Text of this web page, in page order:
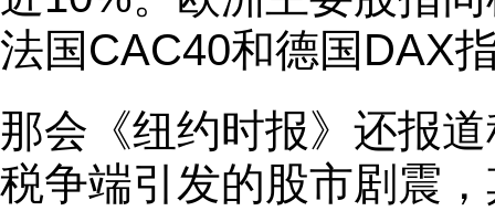
法国CAC40和德国DAX
那会《纽约时报》还报
税争端引发的股市剧震